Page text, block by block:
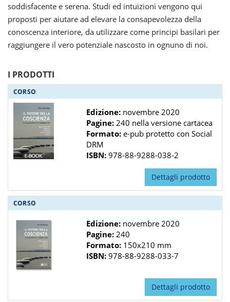
soddisfacente e serena. Studi ed intuizioni vengono qui
proposti per aiutare ad elevare la consapevolezza della
conoscenza interiore, da utilizzare come principi basilari per
raggiungere il vero potenziale nascosto in ognuno di noi.
I PRODOTTI
CORSO
Edizione:novembre 2020
Pagine: 240 nella versione cartacea
Formato:e-pub protetto con Social
DRM
ISBN:978-88-9288-038-2
Dettagli prodotto
CORSO
Edizione:novembre 2020
Pagine: 240
Formato:150x210 mm
ISBN:978-88-9288-033-7
Dettagli prodotto